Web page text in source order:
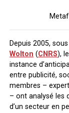
Depuis 2005,
Wolton (CNRS), le
instance
entre publicité,
membres –
– ont analysé les
d’un secteur en